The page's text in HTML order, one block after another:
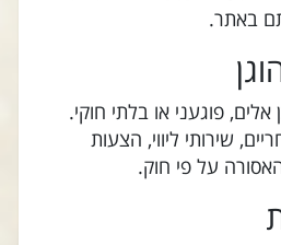
באתר.
פוגעני או בלתי חוקי.
שירותי ליווי, הצעות
על פי חוק.